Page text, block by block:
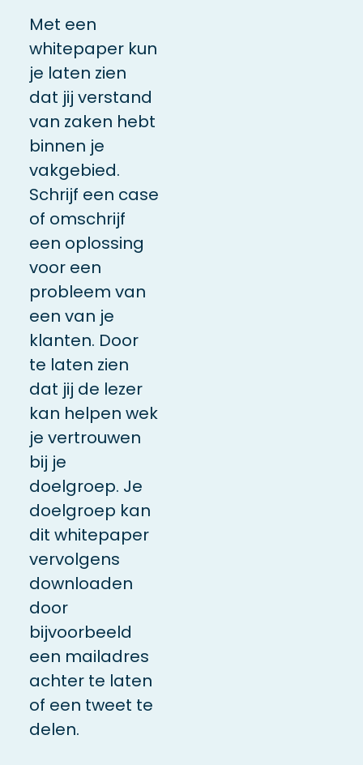
Met een
whitepaper kun
je laten zien
dat jij verstand
van zaken hebt
binnen je
vakgebied.
Schrijf een case
of omschrijf
een oplossing
voor een
probleem van
een van je
klanten. Door
te laten zien
dat jij de lezer
kan helpen wek
je vertrouwen
bij je
doelgroep. Je
doelgroep kan
dit whitepaper
vervolgens
downloaden
door
bijvoorbeeld
een mailadres
achter te laten
of een tweet te
delen.